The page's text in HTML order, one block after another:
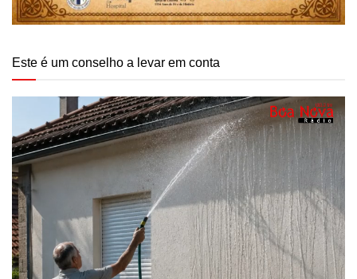
Este é um conselho a levar em conta